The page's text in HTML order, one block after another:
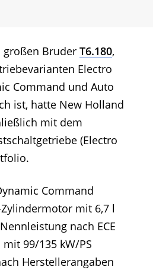
großen Bruder T6.180,
Electro
Command und Auto
ist, hatte New Holland
mit dem
(Electro
Command
mit 6,7 l
nach ECE
99/135 kW/PS
Herstellerangaben